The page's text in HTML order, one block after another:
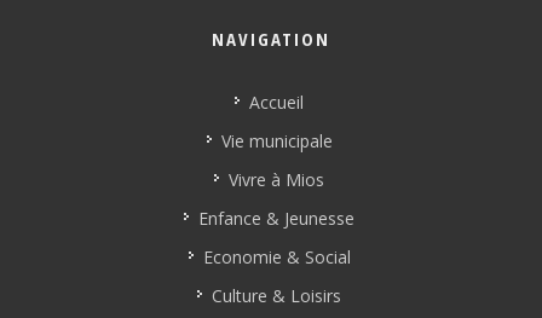
NAVIGATION
Accueil
Vie municipale
Vivre à Mios
Enfance & Jeunesse
Economie & Social
Culture & Loisirs